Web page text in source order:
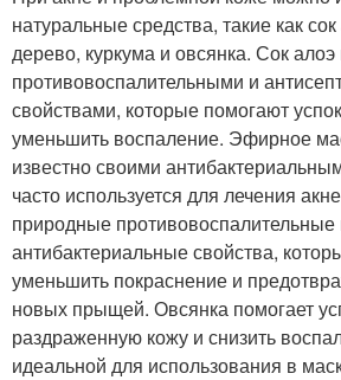
натуральные средства, такие как
дерево, куркума и овсянка. Сок
противовоспалительными и
свойствами, которые помогают
уменьшить воспаление. Эфирное
известно своими
часто используется для лечения
природные противовоспалительные
антибактериальные свойства,
уменьшить покраснение и
новых прыщей. Овсянка помогает
раздраженную кожу и снизить
идеальной для использования в